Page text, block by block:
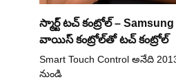
స్మార్ట్ టచ్ కంట్రోల్ –
వాయిస్ కంట్రోల్‌తో టచ్ కంట్రోల్
Smart Touch Control అనేది
నుండి